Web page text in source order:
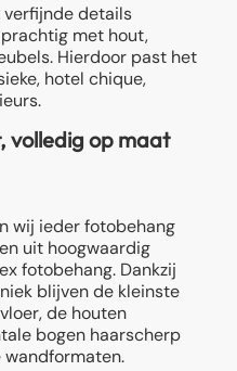
verfijnde details
met hout,
Hierdoor past het
hotel chique,
volledig op maat
wij ieder fotobehang
uit hoogwaardig
fotobehang. Dankzij
blijven de kleinste
de houten
bogen haarscherp
wandformaten.